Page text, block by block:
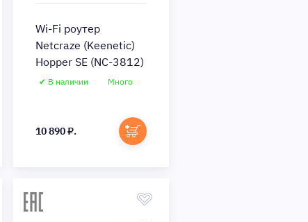
Wi-Fi роутер
Netcraze (Keenetic)
Hopper SE (NC-3812)
✔ В наличии Много
10 890 ₽.
Быстрый просмотр